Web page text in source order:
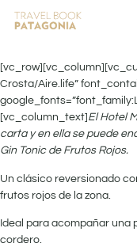
Crosta/Aire.life”
[vc_column_text] El Hotel
carta y en ella se puede
Gin Tonic de Frutos Rojos.
Un clásico reversionado
frutos rojos de la zona.
Ideal para acompañar una
cordero.